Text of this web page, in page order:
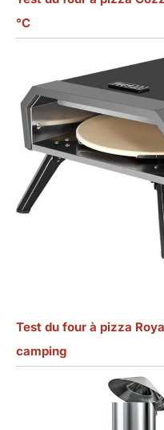
°C
Test du four à pizza
camping